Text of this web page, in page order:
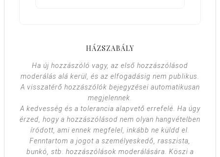
HÁZSZABÁLY
Ha új hozzászóló vagy, az első hozzászólásod
moderálás alá kerül, és az elfogadásig nem publikus.
A visszatérő hozzászólók bejegyzései automatikusan
megjelennek.
A kedvesség és a tolerancia alapvető errefelé. Ha úgy
érzed, hogy a hozzászólásod nem olyan hangvételben
íródott, ami ennek megfelel, inkább ne küldd el.
Fenntartom a jogot a személyeskedő, rasszista,
bunkó, stb. hozzászólások moderálására. Köszi a